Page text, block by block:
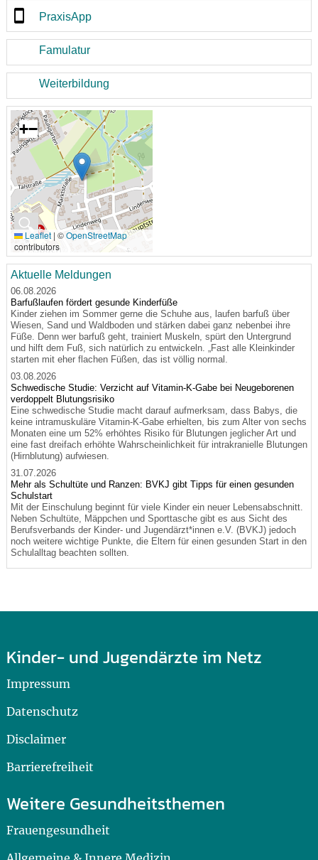
PraxisApp
Famulatur
Weiterbildung
🔍
+−
Leaflet | ©OpenStreetMap
contributors
Aktuelle Meldungen
06.08.2026
Barfußlaufen fördert gesunde Kinderfüße
Kinder ziehen im Sommer gerne die Schuhe aus, laufen barfuß über
Wiesen, Sand und Waldboden und stärken dabei ganz nebenbei ihre
Füße. Denn wer barfuß geht, trainiert Muskeln, spürt den Untergrund
und hilft dem Fuß, sich natürlich zu entwickeln. „Fast alle Kleinkinder
starten mit eher flachen Füßen, das ist völlig normal.
03.08.2026
Schwedische Studie: Verzicht auf Vitamin-K-Gabe bei Neugeborenen
verdoppelt Blutungsrisiko
Eine schwedische Studie macht darauf aufmerksam, dass Babys, die
keine intramuskuläre Vitamin-K-Gabe erhielten, bis zum Alter von sechs
Monaten eine um 52% erhöhtes Risiko für Blutungen jeglicher Art und
eine fast dreifach erhöhte Wahrscheinlichkeit für intrakranielle Blutungen
(Hirnblutung) aufwiesen.
31.07.2026
Mehr als Schultüte und Ranzen: BVKJ gibt Tipps für einen gesunden
Schulstart
Mit der Einschulung beginnt für viele Kinder ein neuer Lebensabschnitt.
Neben Schultüte, Mäppchen und Sporttasche gibt es aus Sicht des
Berufsverbands der Kinder- und Jugendärzt*innen e.V. (BVKJ) jedoch
noch weitere wichtige Punkte, die Eltern für einen gesunden Start in den
Schulalltag beachten sollten.
Kinder- und Jugendärzte im Netz
Impressum
Datenschutz
Disclaimer
Barrierefreiheit
Weitere Gesundheitsthemen
Frauengesundheit